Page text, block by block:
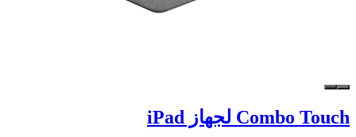
Combo Touch لجهاز iPad